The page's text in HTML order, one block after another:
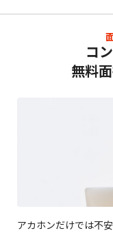
コ
無料
アカホンだけでは不